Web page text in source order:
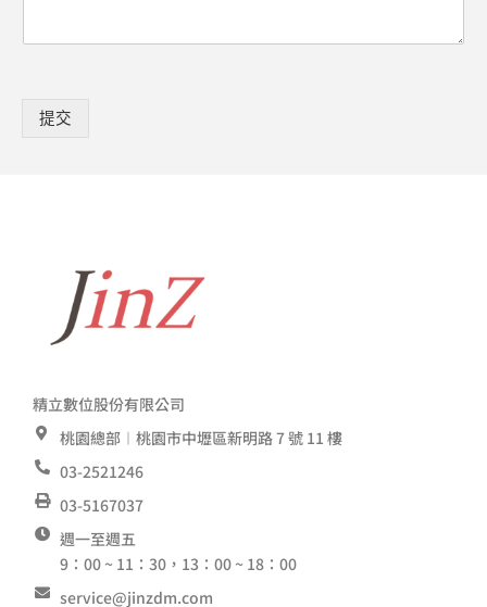
提交
精立數位股份有限公司
桃園總部︱桃園市中壢區新明路 7 號 11 樓
03-2521246
03-5167037
週一至週五
9：00 ~ 11：30，13：00 ~ 18：00
service@jinzdm.com